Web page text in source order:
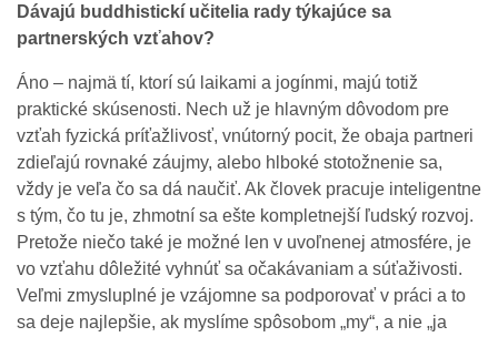
Dávajú buddhistickí učitelia rady týkajúce sa
partnerských vzťahov?
Áno – najmä tí, ktorí sú laikami a jogínmi, majú totiž
praktické skúsenosti. Nech už je hlavným dôvodom pre
vzťah fyzická príťažlivosť, vnútorný pocit, že obaja partneri
zdieľajú rovnaké záujmy, alebo hlboké stotožnenie sa,
vždy je veľa čo sa dá naučiť. Ak človek pracuje inteligentne
s tým, čo tu je, zhmotní sa ešte kompletnejší ľudský rozvoj.
Pretože niečo také je možné len v uvoľnenej atmosfére, je
vo vzťahu dôležité vyhnúť sa očakávaniam a súťaživosti.
Veľmi zmysluplné je vzájomne sa podporovať v práci a to
sa deje najlepšie, ak myslíme spôsobom „my“, a nie „ja